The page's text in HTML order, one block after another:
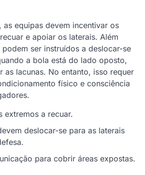
as equipas devem incentivar os
e apoiar os laterais. Além
ser instruídos a deslocar-se
a bola está do lado oposto,
as lacunas. No entanto, isso requer
físico e consciência
extremos a recuar.
deslocar-se para as laterais
para cobrir áreas expostas.